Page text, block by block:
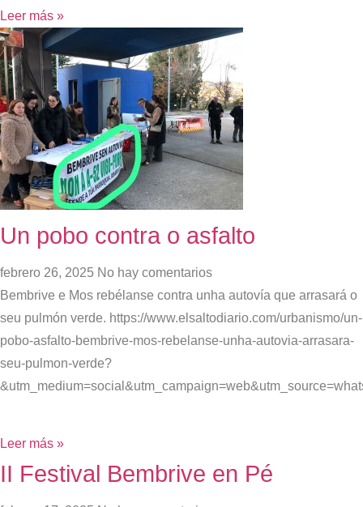
Leer más »
Un pobo contra o asfalto
febrero 26, 2025 No hay comentarios
Bembrive e Mos rebélanse contra unha autovía que arrasará o
seu pulmón verde. https://www.elsaltodiario.com/urbanismo/un-
pobo-asfalto-bembrive-mos-rebelanse-unha-autovia-arrasara-
seu-pulmon-verde?
Leer más »
II Festival Bembrive en Pé